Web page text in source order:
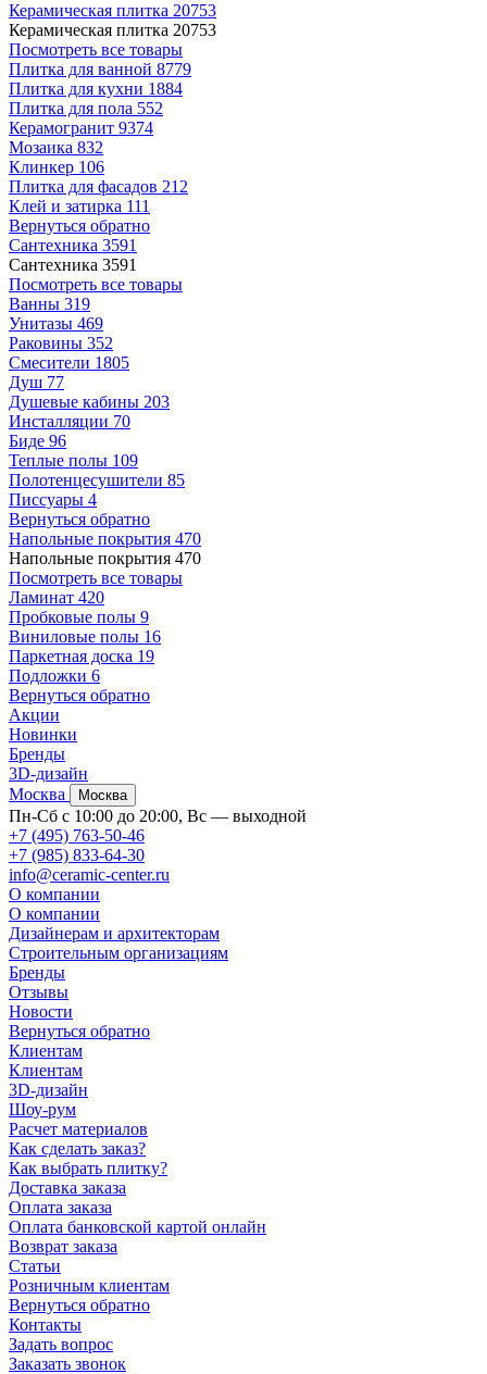
Керамическая плитка 20753
Керамическая плитка 20753
Посмотреть все товары
Плитка для ванной 8779
Плитка для кухни 1884
Плитка для пола 552
Керамогранит 9374
Мозаика 832
Клинкер 106
Плитка для фасадов 212
Клей и затирка 111
Вернуться обратно
Сантехника 3591
Сантехника 3591
Посмотреть все товары
Ванны 319
Унитазы 469
Раковины 352
Смесители 1805
Душ 77
Душевые кабины 203
Инсталляции 70
Биде 96
Теплые полы 109
Полотенцесушители 85
Писсуары 4
Вернуться обратно
Напольные покрытия 470
Напольные покрытия 470
Посмотреть все товары
Ламинат 420
Пробковые полы 9
Виниловые полы 16
Паркетная доска 19
Подложки 6
Вернуться обратно
Акции
Новинки
Бренды
3D-дизайн
Москва
Москва
Пн-Сб с 10:00 до 20:00, Вс — выходной
+7 (495) 763-50-46
+7 (985) 833-64-30
info@ceramic-center.ru
О компании
О компании
Дизайнерам и архитекторам
Строительным организациям
Бренды
Отзывы
Новости
Вернуться обратно
Клиентам
Клиентам
3D-дизайн
Шоу-рум
Расчет материалов
Как сделать заказ?
Как выбрать плитку?
Доставка заказа
Оплата заказа
Оплата банковской картой онлайн
Возврат заказа
Статьи
Розничным клиентам
Вернуться обратно
Контакты
Задать вопрос
Заказать звонок